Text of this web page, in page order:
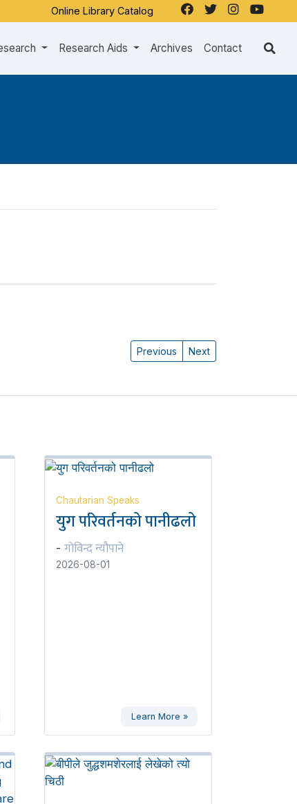
Online Library Catalog
Research Aids Archives Contact
Previous Next
Chautarian Speaks
युग परिवर्तनको पानीढलो
- गोविन्द न्यौपाने
2026-08-01
Learn More »